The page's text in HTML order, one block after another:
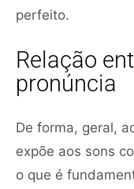
perfeito.
Relação
pronúncia
De forma, geral,
expõe aos sons
o que é